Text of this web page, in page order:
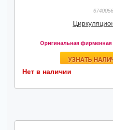
Оригинальная фирменная
УЗНАТЬ
Нет в наличии